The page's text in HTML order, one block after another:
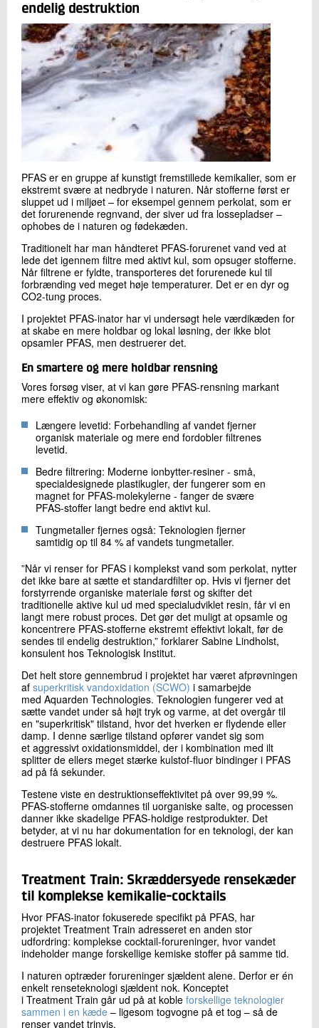
endelig destruktion
PFAS er en gruppe af kunstigt fremstillede kemikalier, som er
ekstremt svære at nedbryde i naturen. Når stofferne først er
sluppet ud i miljøet – for eksempel gennem perkolat, som er
det forurenende regnvand, der siver ud fra lossepladser –
ophobes de i naturen og fødekæden.
Traditionelt har man håndteret PFAS-forurenet vand ved at
lede det igennem filtre med aktivt kul, som opsuger stofferne.
Når filtrene er fyldte, transporteres det forurenede kul til
forbrænding ved meget høje temperaturer. Det er en dyr og
CO2-tung proces.
I projektet PFAS-inator har vi undersøgt hele værdikæden for
at skabe en mere holdbar og lokal løsning, der ikke blot
opsamler PFAS, men destruerer det.
En smartere og mere holdbar rensning
Vores forsøg viser, at vi kan gøre PFAS-rensning markant
mere effektiv og økonomisk:
Længere levetid: Forbehandling af vandet fjerner
organisk materiale og mere end fordobler filtrenes
levetid.
Bedre filtrering: Moderne ionbytter-resiner - små,
specialdesignede plastikugler, der fungerer som en
magnet for PFAS-molekylerne - fanger de svære
PFAS-stoffer langt bedre end aktivt kul.
Tungmetaller fjernes også: Teknologien fjerner
samtidig op til 84 % af vandets tungmetaller.
”Når vi renser for PFAS i komplekst vand som perkolat, nytter
det ikke bare at sætte et standardfilter op. Hvis vi fjerner det
forstyrrende organiske materiale først og skifter det
traditionelle aktive kul ud med specialudviklet resin, får vi en
langt mere robust proces. Det gør det muligt at opsamle og
koncentrere PFAS-stofferne ekstremt effektivt lokalt, før de
sendes til endelig destruktion,” forklarer Sabine Lindholst,
konsulent hos Teknologisk Institut.
Det helt store gennembrud i projektet har været afprøvningen
af superkritisk vandoxidation (SCWO) i samarbejde
med Aquarden Technologies. Teknologien fungerer ved at
sætte vandet under så højt tryk og varme, at det overgår til
en "superkritisk" tilstand, hvor det hverken er flydende eller
damp. I denne særlige tilstand opfører vandet sig som
et aggressivt oxidationsmiddel, der i kombination med ilt
splitter de ellers meget stærke kulstof-fluor bindinger i PFAS
ad på få sekunder.
Testene viste en destruktionseffektivitet på over 99,99 %.
PFAS-stofferne omdannes til uorganiske salte, og processen
danner ikke skadelige PFAS-holdige restprodukter. Det
betyder, at vi nu har dokumentation for en teknologi, der kan
destruere PFAS lokalt.
Treatment Train: Skræddersyede rensekæder
til komplekse kemikalie-cocktails
Hvor PFAS-inator fokuserede specifikt på PFAS, har
projektet Treatment Train adresseret en anden stor
udfordring: komplekse cocktail-forureninger, hvor vandet
indeholder mange forskellige kemiske stoffer på samme tid.
I naturen optræder forureninger sjældent alene. Derfor er én
enkelt renseteknologi sjældent nok. Konceptet
i Treatment Train går ud på at koble forskellige teknologier
sammen i en kæde – ligesom togvogne på et tog – så de
renser vandet trinvis.